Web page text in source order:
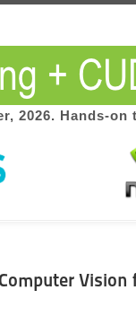
2026. Hands-